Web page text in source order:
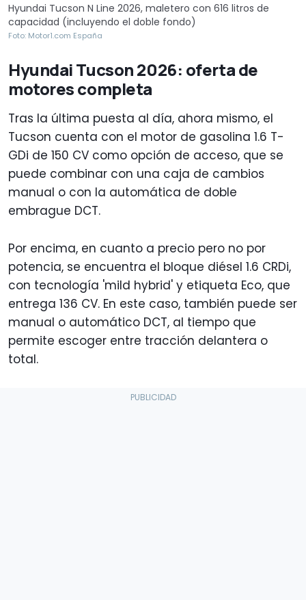
Hyundai Tucson N Line 2026, maletero con 616 litros de
capacidad (incluyendo el doble fondo)
Foto: Motor1.com España
Hyundai Tucson 2026: oferta de
motores completa
Tras la última puesta al día, ahora mismo, el
Tucson cuenta con el motor de gasolina 1.6 T-
GDi de 150 CV como opción de acceso, que se
puede combinar con una caja de cambios
manual o con la automática de doble
embrague DCT.
Por encima, en cuanto a precio pero no por
potencia, se encuentra el bloque diésel 1.6 CRDi,
con tecnología 'mild hybrid' y etiqueta Eco, que
entrega 136 CV. En este caso, también puede ser
manual o automático DCT, al tiempo que
permite escoger entre tracción delantera o
total.